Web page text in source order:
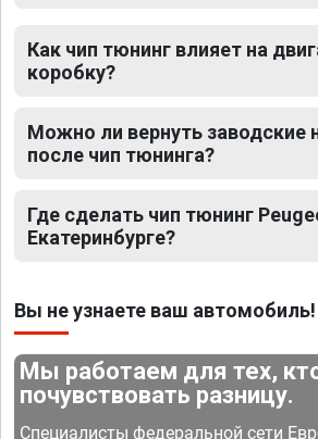
Как чип тюнинг влияет на
коробку?
Можно ли вернуть заводские
после чип тюнинга?
Где сделать чип тюнинг
Екатеринбурге?
Вы не узнаете ваш автомобиль!
Мы работаем для тех,
почувствовать разницу.
Специалисты федеральной сети